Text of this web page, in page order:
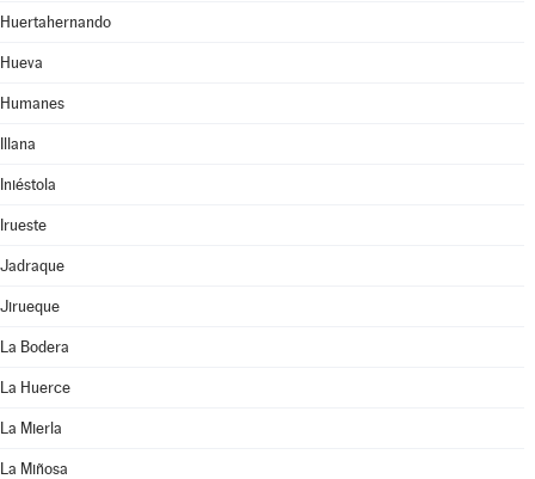
Huertahernando
Hueva
Humanes
Illana
Iniéstola
Irueste
Jadraque
Jirueque
La Bodera
La Huerce
La Mierla
La Miñosa